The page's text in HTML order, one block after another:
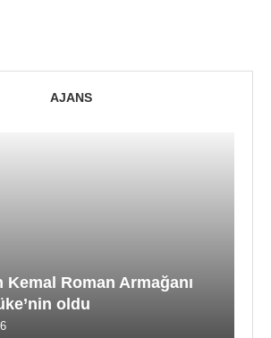
AJANS
Kemal Roman Armağanı
oldu